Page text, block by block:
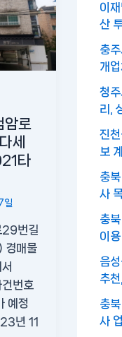
암로
세
타
일
29번길
경매물
번호
예정
년 11
이
산
충
개
청
리,
진
보
충
사
충
이
음
추
충
사